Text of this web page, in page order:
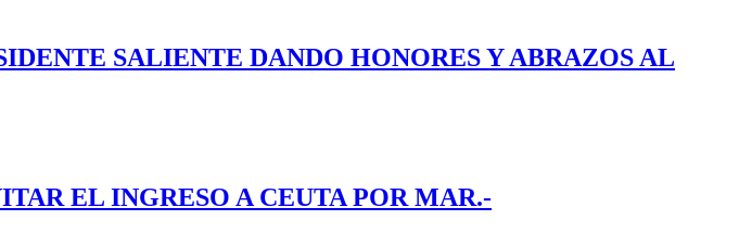
SALIENTE DANDO HONORES Y ABRAZOS AL
EL INGRESO A CEUTA POR MAR.-